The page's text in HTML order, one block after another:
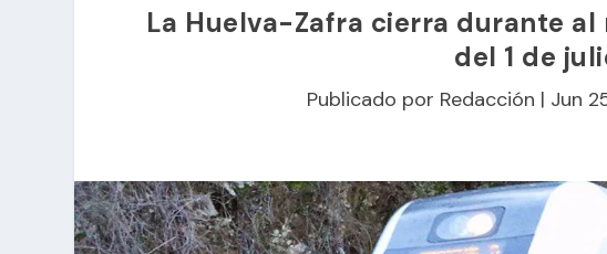
La Huelva-Zafra cierra durante al
del 1 de
Publicado por Redacción | Jun